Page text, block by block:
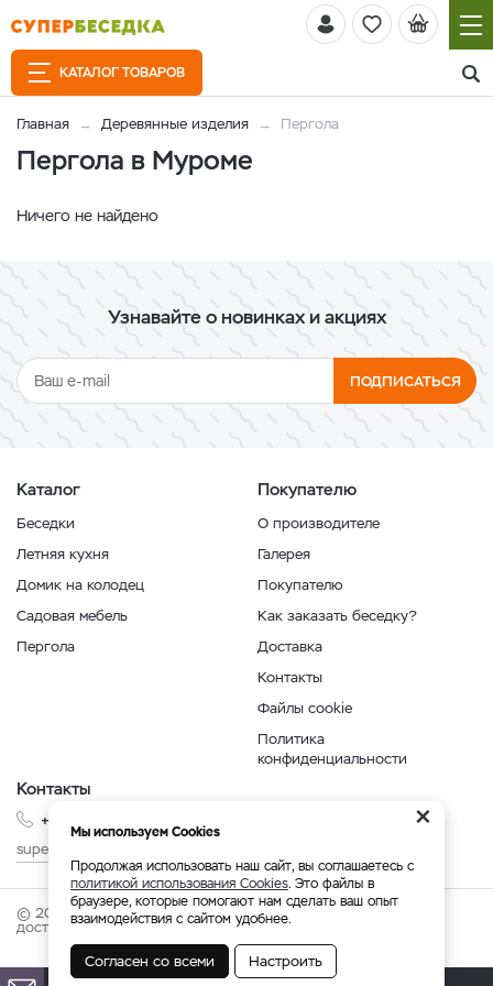
КАТАЛОГ ТОВАРОВ
Главная Деревянные изделия Пергола
Пергола в Муроме
Ничего не найдено
Узнавайте о новинках и акциях
ПОДПИСАТЬСЯ
Каталог
Беседки
Летняя кухня
Домик на колодец
Садовая мебель
Пергола
Покупателю
О производителе
Галерея
Покупателю
Как заказать беседку?
Доставка
Контакты
Файлы cookie
Политика
конфиденциальности
Контакты
+7 999 210-35-35
superbesedka@mail.ru
© 2026 superbesedka.com - беседки от производителя с
доставкой по России.
×
Мы используем Cookies
Продолжая использовать наш сайт, вы соглашаетесь с
политикой использования Cookies. Это файлы в
браузере, которые помогают нам сделать ваш опыт
взаимодействия с сайтом удобнее.
Согласен со всеми Настроить